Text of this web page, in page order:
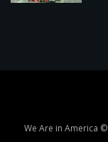
| כל הזכויות שמורות We Are in America ©